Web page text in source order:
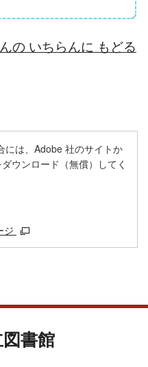
の いちらんに もどる
には、Adobe 社のサイトか
ウンロード（無償）してく
ジ
書館